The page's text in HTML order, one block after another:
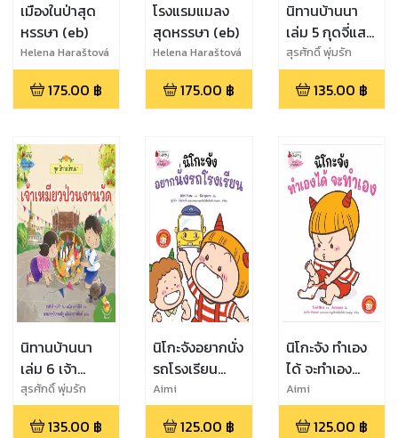
เมืองในป่าสุด
หรรษา (eb)
Helena Haraštová
175.00 ฿
โรงแรมแมลง
สุดหรรษา (eb)
Helena Haraštová
175.00 ฿
นิทานบ้านนา
เล่ม 5 กุดจี่แสน
อร่อย (eb)
สุรศักดิ์ พุ่มรัก
135.00 ฿
นิทานบ้านนา
เล่ม 6 เจ้า
เหมียวป่วนงาน
วัด (eb)
สุรศักดิ์ พุ่มรัก
135.00 ฿
นิโกะจังอยากนั่ง
รถโรงเรียน
(eb)
Aimi
Hara,Keropons
125.00 ฿
นิโกะจัง ทำเอง
ได้ จะทำเอง
(eb)
Aimi
Hara,Keropons
125.00 ฿